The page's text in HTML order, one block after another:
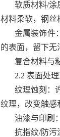
软质材料/涂
材料柔软，钢丝
金属装饰件
的表面，留下无
复合材料与
2.2 表面处
纹理蚀刻：
纹理，改变触感
油漆与印刷
抗指纹/防污